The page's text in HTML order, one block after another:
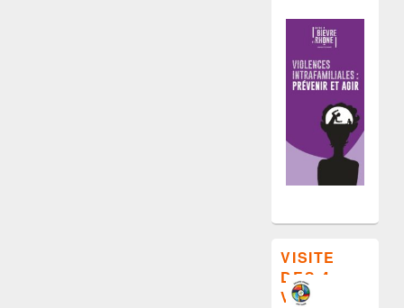
VISITE
DES 4
VILLAGES